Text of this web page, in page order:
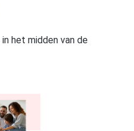
in het midden van de